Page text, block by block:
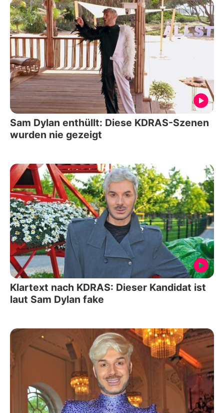
Sam Dylan enthüllt: Diese KDRAS-Szenen
wurden nie gezeigt
Klartext nach KDRAS: Dieser Kandidat ist
laut Sam Dylan fake